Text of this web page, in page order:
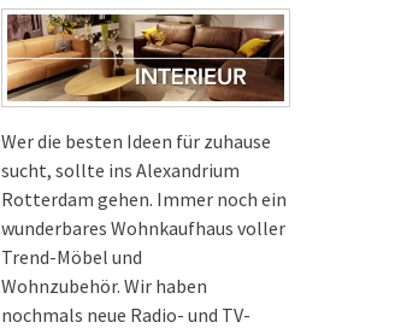
Wer die besten Ideen für zuhause
sucht, sollte ins Alexandrium
Rotterdam gehen. Immer noch ein
wunderbares Wohnkaufhaus voller
Trend-Möbel und
Wohnzubehör. Wir haben
nochmals neue Radio- und TV-